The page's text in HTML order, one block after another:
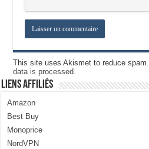
This site uses Akismet to reduce spam.
data is processed.
Liens Affiliés
Amazon
Best Buy
Monoprice
NordVPN